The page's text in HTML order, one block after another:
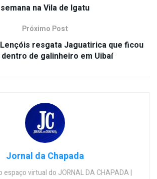
semana na Vila de Igatu
Próximo Post
resgata Jaguatirica que ficou
de galinheiro em Uibaí
Jornal da Chapada
espaço virtual do JORNAL DA CHAPADA |